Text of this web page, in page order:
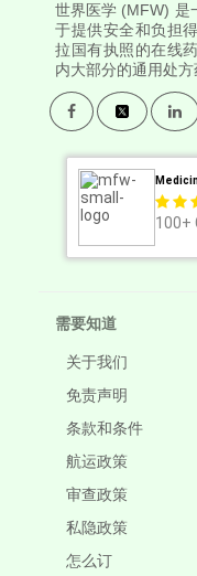
世界医学 (MFW) 是
于提供安全和负担
拉国有执照的在线
内大部分的通用处方
100+
需要知道
关于我们
免责声明
条款和条件
航运政策
审查政策
私隐政策
怎么订